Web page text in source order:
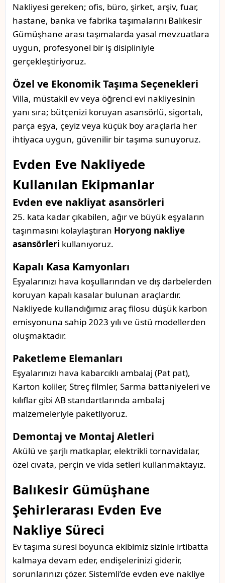
Nakliyesi gereken; ofis, büro, şirket, arşiv, fuar,
hastane, banka ve fabrika taşımalarını Balıkesir
Gümüşhane arası taşımalarda yasal mevzuatlara
uygun, profesyonel bir iş disipliniyle
gerçekleştiriyoruz.
Özel ve Ekonomik Taşıma Seçenekleri
Villa, müstakil ev veya öğrenci evi nakliyesinin
yanı sıra; bütçenizi koruyan asansörlü, sigortalı,
parça eşya, çeyiz veya küçük boy araçlarla her
ihtiyaca uygun, güvenilir bir taşıma sunuyoruz.
Evden Eve Nakliyede
Kullanılan Ekipmanlar
Evden eve nakliyat asansörleri
25. kata kadar çıkabilen, ağır ve büyük eşyaların
taşınmasını kolaylaştıran Horyong nakliye
asansörleri kullanıyoruz.
Kapalı Kasa Kamyonları
Eşyalarınızı hava koşullarından ve dış darbelerden
koruyan kapalı kasalar bulunan araçlardır.
Nakliyede kullandığımız araç filosu düşük karbon
emisyonuna sahip 2023 yılı ve üstü modellerden
oluşmaktadır.
Paketleme Elemanları
Eşyalarınızı hava kabarcıklı ambalaj (Pat pat),
Karton koliler, Streç filmler, Sarma battaniyeleri ve
kılıflar gibi AB standartlarında ambalaj
malzemeleriyle paketliyoruz.
Demontaj ve Montaj Aletleri
Akülü ve şarjlı matkaplar, elektrikli tornavidalar,
özel cıvata, perçin ve vida setleri kullanmaktayız.
Balıkesir Gümüşhane
Şehirlerarası Evden Eve
Nakliye Süreci
Ev taşıma süresi boyunca ekibimiz sizinle irtibatta
kalmaya devam eder, endişelerinizi giderir,
sorunlarınızı çözer. Sistemli’de evden eve nakliye